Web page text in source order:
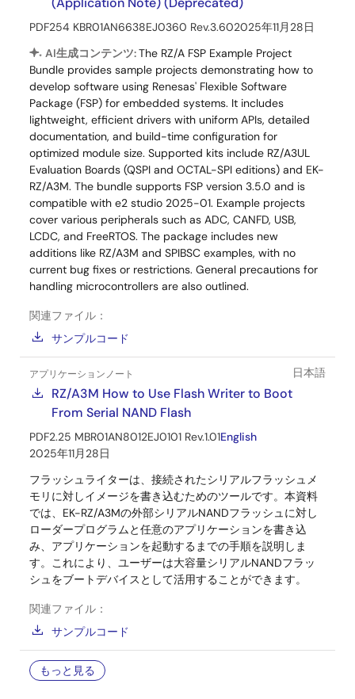
PDF254 KBR01AN6638EJ0360 Rev.3.602025年11月28日
AI生成コンテンツ:The RZ/A FSP Example Project
Bundle provides sample projects demonstrating how to
develop software using Renesas' Flexible Software
Package (FSP) for embedded systems. It includes
lightweight, efficient drivers with uniform APIs, detailed
documentation, and build-time configuration for
optimized module size. Supported kits include RZ/A3UL
Evaluation Boards (QSPI and OCTAL-SPI editions) and EK-
RZ/A3M. The bundle supports FSP version 3.5.0 and is
compatible with e2 studio 2025-01. Example projects
cover various peripherals such as ADC, CANFD, USB,
LCDC, and FreeRTOS. The package includes new
additions like RZ/A3M and SPIBSC examples, with no
current bug fixes or restrictions. General precautions for
handling microcontrollers are also outlined.
関連ファイル：
サンプルコード
アプリケーションノート 日本語
RZ/A3M How to Use Flash Writer to Boot
From Serial NAND Flash
PDF2.25 MBR01AN8012EJ0101 Rev.1.01English
2025年11月28日
フラッシュライターは、接続されたシリアルフラッシュメ
モリに対しイメージを書き込むためのツールです。本資料
では、EK-RZ/A3Mの外部シリアルNANDフラッシュに対し
ローダープログラムと任意のアプリケーションを書き込
み、アプリケーションを起動するまでの手順を説明しま
す。これにより、ユーザーは大容量シリアルNANDフラッ
シュをブートデバイスとして活用することができます。
関連ファイル：
サンプルコード
もっと見る